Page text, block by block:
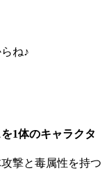
ね♪
1体のキャラクタ
撃と毒属性を持つ